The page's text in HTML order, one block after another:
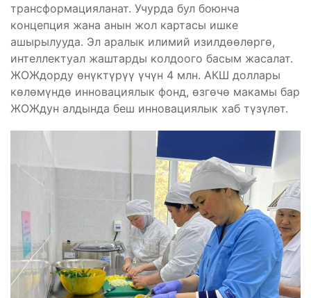
трансформацияланат. Учурда бул боюнча
концепция жана анын жол картасы ишке
ашырылууда. Эл аралык илимий изилдөөлөргө,
интеллектуал жаштарды колдоого басым жасалат.
ЖОЖдорду өнүктүрүү үчүн 4 млн. АКШ доллары
көлөмүндө инновациялык фонд, өзгөчө макамы бар
ЖОЖдун алдында беш инновациялык хаб түзүлөт.